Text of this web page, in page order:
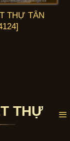
THỰ TÂN
THỰ